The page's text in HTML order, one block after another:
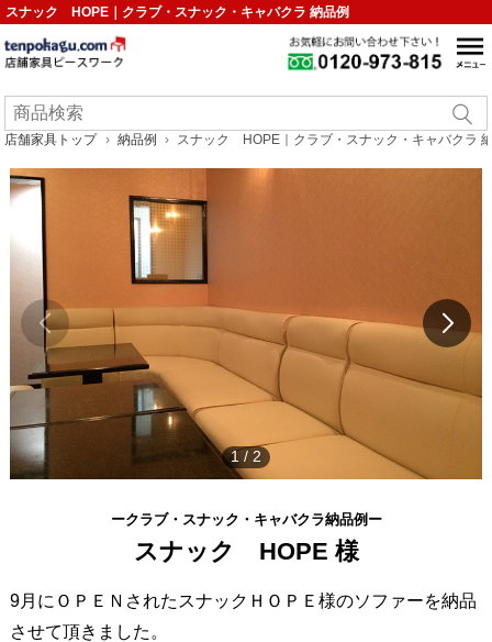
スナック HOPE｜クラブ・スナック・キャバクラ 納品例
店舗家具トップ 納品例 スナック HOPE｜クラブ・スナック・キャバクラ
1 / 2
ークラブ・スナック・キャバクラ納品例ー
スナック HOPE 様
9月にＯＰＥＮされたスナックＨＯＰＥ様のソファーを納品
させて頂きました。